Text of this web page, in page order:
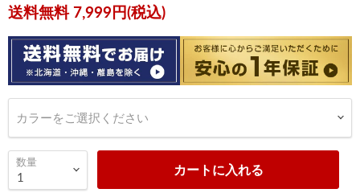
現在の価格
送料無料 7,999円(税込)
カラーをご選択ください
数量
カートに入れる